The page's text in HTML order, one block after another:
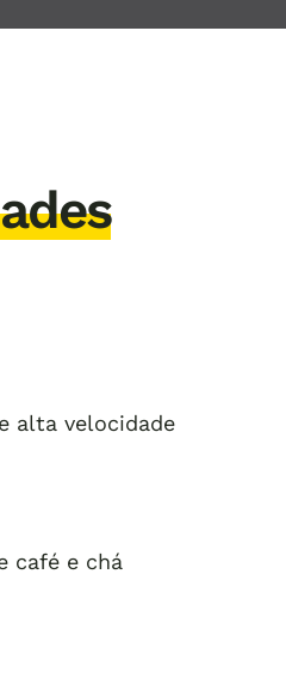
alta velocidade
café e chá